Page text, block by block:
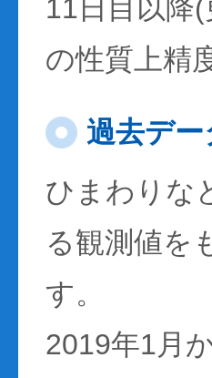
11日目以降
の性質上精
過去デー
ひまわりな
る観測値を
す。
2019年1月